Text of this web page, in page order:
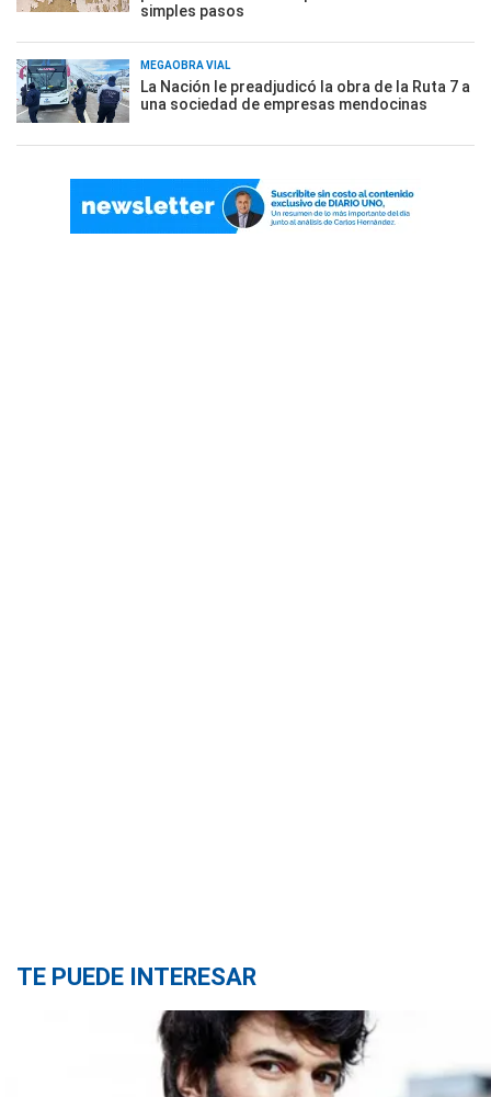
simples pasos
MEGAOBRA VIAL
La Nación le preadjudicó la obra de la Ruta 7 a
una sociedad de empresas mendocinas
TE PUEDE INTERESAR